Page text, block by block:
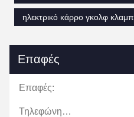
ηλεκτρικό κάρρο γκολφ κλαμπ
Επαφές
Επαφές:
Τηλεφώνημα: